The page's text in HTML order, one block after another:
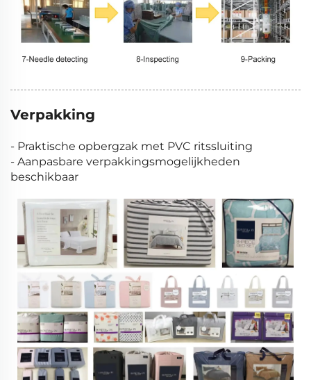
Verpakking
- Praktische opbergzak met PVC ritssluiting
- Aanpasbare verpakkingsmogelijkheden
beschikbaar